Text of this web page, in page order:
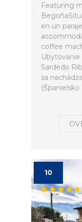
Featuring
en un
coffee
Ubytovanie
Sardedo
sa
(Španielsko
10